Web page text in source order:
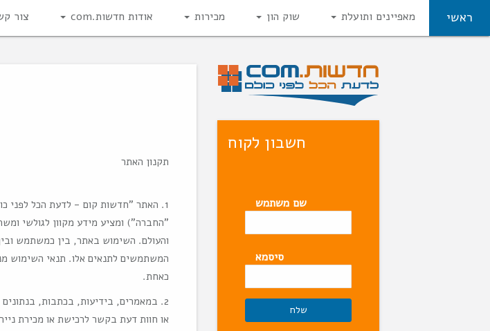
ראשי מאפיינים ותועלת שוק הון מכירות אודות חדשות.com צור
חשבון לקוח
שם משתמש
סיסמא
תקנון האתר
1. האתר "חדשות קום - לדעת הכל לפני
"החברה") ומציע מידע מקוון לגולשי
והעולם. השימוש באתר, בין כמשתמש
המשתמשים לתנאים אלו. תנאי השימוש
כאחת.
2. במאמרים, בידיעות, בכתבות,
או חוות דעת בקשר לרכישת או מכירת